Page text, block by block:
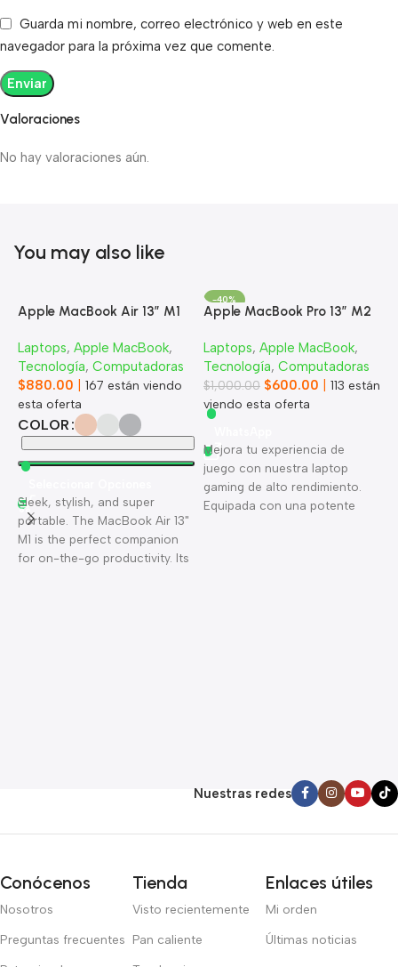
Valoraciones
No hay valoraciones aún.
Guarda mi nombre, correo electrónico y web en este
navegador para la próxima vez que comente.
You may also like
Apple MacBook Air 13” M1
Laptops, Apple MacBook,
Tecnología, Computadoras
$880.00 167 están viendo
esta oferta
COLOR
Sleek, stylish, and super
portable. The MacBook Air 13"
M1 is the perfect companion
for on-the-go productivity. Its
-40%
Apple MacBook Pro 13” M2
Laptops, Apple MacBook,
Tecnología, Computadoras
$1,000.00 $600.00 113 están
viendo esta oferta
Mejora tu experiencia de
juego con nuestra laptop
gaming de alto rendimiento.
Equipada con una potente
Nuestras redes
Conócenos
Nosotros
Preguntas frecuentes
Tienda
Visto recientemente
Pan caliente
Enlaces útiles
Mi orden
Últimas noticias